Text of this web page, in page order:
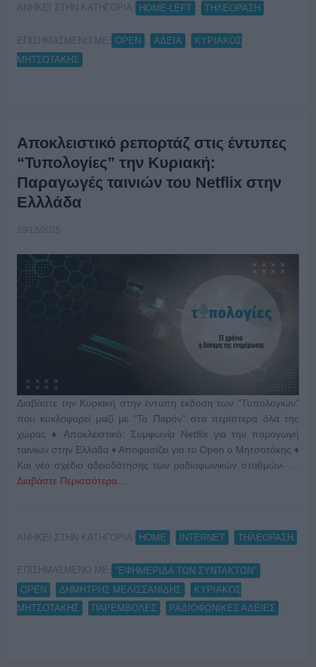
ΑΝΗΚΕΙ ΣΤΗΝ ΚΑΤΗΓΟΡΙΑ: HOME-LEFT ΤΗΛΕΟΡΑΣΗ
ΕΠΙΣΗΜΑΣΜΕΝΟ ΜΕ: OPEN ΑΔΕΙΑ
ΚΥΡΙΑΚΟΣ
ΜΗΤΣΟΤΑΚΗΣ
Αποκλειστικό ρεπορτάζ στις έντυπες
“Τυπολογίες” την Κυριακή:
Παραγωγές ταινιών του Netflix στην
Ελλλάδα
19/12/2025
Διαβάστε την Κυριακή στην έντυπη έκδοση των "Τυπολογιών"
που κυκλοφορεί μαζί με "Το Παρόν" στα περίπτερα όλα της
χώρας ♦ Αποκλειστικό: Συμφωνία Netflix για την παραγωγή
ταινιών στην Ελλάδα ♦ Αποφασίζει για το Open ο Μητσοτάκης ♦
Και νέο σχέδιο αδειοδότησης των ραδιοφωνικών σταθμών- …
Διαβάστε Περισσότερα...
ΑΝΗΚΕΙ ΣΤΗΝ ΚΑΤΗΓΟΡΙΑ: HOME INTERNET ΤΗΛΕΟΡΑΣΗ
ΕΠΙΣΗΜΑΣΜΕΝΟ ΜΕ: "ΕΦΗΜΕΡΙΔΑ ΤΩΝ ΣΥΝΤΑΚΤΩΝ"
OPEN
ΔΗΜΗΤΡΗΣ ΜΕΛΙΣΣΑΝΙΔΗΣ
ΚΥΡΙΑΚΟΣ
ΜΗΤΣΟΤΑΚΗΣ
ΠΑΡΕΜΒΟΛΕΣ ΡΑΔΙΟΦΩΝΙΚΕΣ ΑΔΕΙΕΣ